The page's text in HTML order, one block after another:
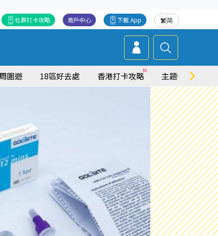
繁简
下載 App
商戶中心
社群打卡攻略
圍遊 18區好去處 香港打卡攻略 主題特集